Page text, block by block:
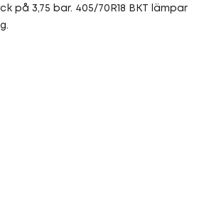
på 3,75 bar. 405/70R18 BKT lämpar